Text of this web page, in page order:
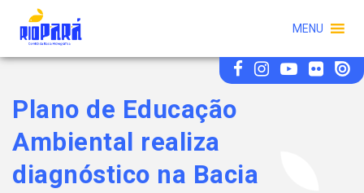
MENU
Plano de Educação
Ambiental realiza
diagnóstico na Bacia